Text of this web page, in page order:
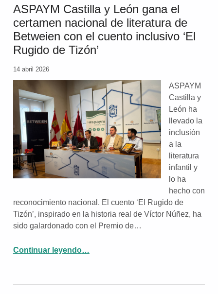
ASPAYM Castilla y León gana el
certamen nacional de literatura de
Betweien con el cuento inclusivo ‘El
Rugido de Tizón’
14 abril 2026
ASPAYM
Castilla y
León ha
llevado la
inclusión
a la
literatura
infantil y
lo ha
hecho con
reconocimiento nacional. El cuento ‘El Rugido de
Tizón’, inspirado en la historia real de Víctor Núñez, ha
sido galardonado con el Premio de…
Continuar leyendo“ASPAYM Castilla y León gana el certamen nacional de literatura de Betweien con el cuento inclusivo ‘El Rugido de Tizón’”
…